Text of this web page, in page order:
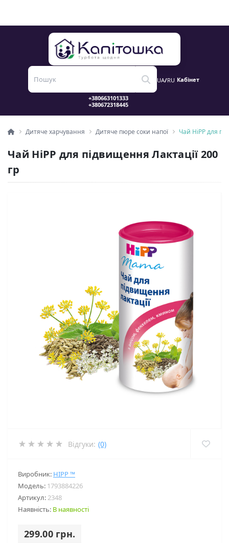
UA/RU Кабінет
Дитяче харчування Дитяче пюре соки напої Чай HiPP для
Чай HiPP для підвищення Лактації 200
гр
Відгуки: (0)
Виробник: HIPP ™
Модель: 1793884226
Артикул:2348
Наявність: В наявності
299.00 грн.